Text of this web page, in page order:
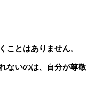
ことはありません。
ないのは、自分が尊敬